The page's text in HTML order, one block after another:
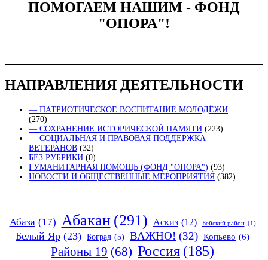
ПОМОГАЕМ НАШИМ - ФОНД
"ОПОРА"!
НАПРАВЛЕНИЯ ДЕЯТЕЛЬНОСТИ
— ПАТРИОТИЧЕСКОЕ ВОСПИТАНИЕ МОЛОДЁЖИ
(270)
— СОХРАНЕНИЕ ИСТОРИЧЕСКОЙ ПАМЯТИ (223)
— СОЦИАЛЬНАЯ И ПРАВОВАЯ ПОДДЕРЖКА
ВЕТЕРАНОВ (32)
БЕЗ РУБРИКИ (0)
ГУМАНИТАРНАЯ ПОМОЩЬ (ФОНД "ОПОРА") (93)
НОВОСТИ И ОБЩЕСТВЕННЫЕ МЕРОПРИЯТИЯ (382)
Абаза (17) Абакан (291) Аскиз (12) Бейский район (1)
Белый Яр (23) Боград (5) ВАЖНО! (32) Копьево (6)
Районы 19 (68) Россия (185)